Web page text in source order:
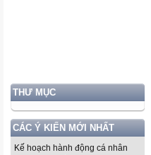
THƯ MỤC
CÁC Ý KIẾN MỚI NHẤT
Kế hoạch hành động cá nhân